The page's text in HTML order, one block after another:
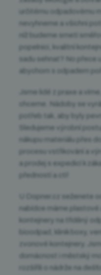
určitému odpadovému
nevyhneme a všichni
níž budeme smetí
popelnici, kvalitní
sadu sehnat? No přece
abychom s odpadem
Jsme lidé z praxe a
chceme.
Nádoby
se
potřeb tak, aby byly
Sledujeme výrobní
nákupu materiálu přes
procesu vstřikování a
a prodej s expedicí k
předností a ctí!
U Dopner.cz seženete
nabídce máme
kontejnery na tříděný
bioodpad, klinik boxy,
zvonové kontejnery.
domácnost i městský
rozšířili o nádrže na